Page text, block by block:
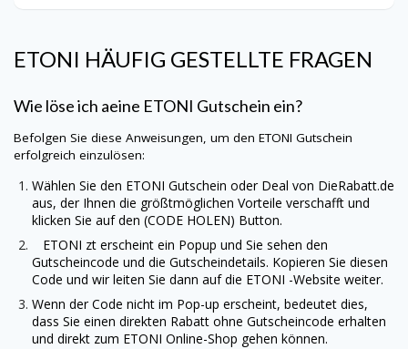
ETONI HÄUFIG GESTELLTE FRAGEN
Wie löse ich aeine ETONI Gutschein ein?
Befolgen Sie diese Anweisungen, um den ETONI Gutschein
erfolgreich einzulösen:
Wählen Sie den ETONI Gutschein oder Deal von DieRabatt.de
aus, der Ihnen die größtmöglichen Vorteile verschafft und
klicken Sie auf den (CODE HOLEN) Button.
ETONI zt erscheint ein Popup und Sie sehen den
Gutscheincode und die Gutscheindetails. Kopieren Sie diesen
Code und wir leiten Sie dann auf die ETONI -Website weiter.
Wenn der Code nicht im Pop-up erscheint, bedeutet dies,
dass Sie einen direkten Rabatt ohne Gutscheincode erhalten
und direkt zum ETONI Online-Shop gehen können.